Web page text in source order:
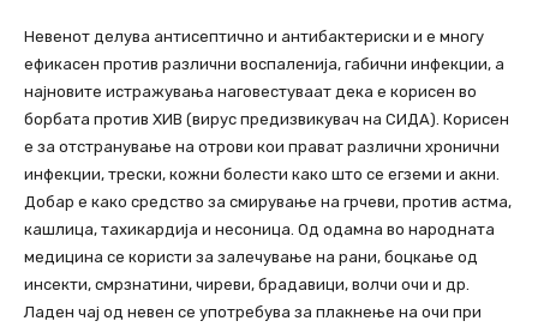
Невенот делува антисептично и антибактериски и е многу
ефикасен против различни воспаленија, габични инфекции, а
најновите истражувања наговестуваат дека е корисен во
борбата против ХИВ (вирус предизвикувач на СИДА). Корисен
е за отстранување на отрови кои прават различни хронични
инфекции, трески, кожни болести како што се егземи и акни.
Добар е како средство за смирување на грчеви, против астма,
кашлица, тахикардија и несоница. Од одамна во народната
медицина се користи за залечување на рани, боцкање од
инсекти, смрзнатини, чиреви, брадавици, волчи очи и др.
Ладен чај од невен се употребува за плакнење на очи при